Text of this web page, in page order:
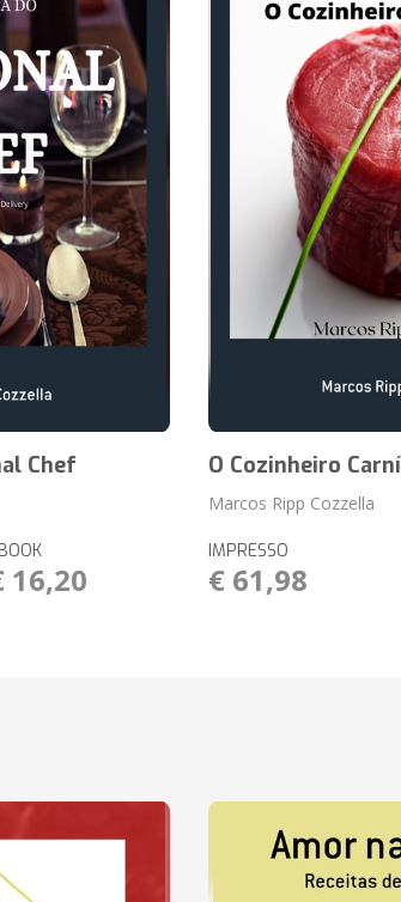
Chef
16,20
O Cozinheiro
Marcos Ripp Cozzella
IMPRESSO
€ 61,98